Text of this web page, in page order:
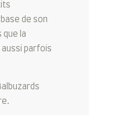
de son
que la
aussi parfois